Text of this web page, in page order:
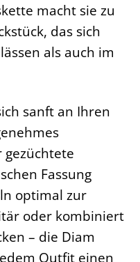
macht sie zu
das sich
als auch im
sanft an Ihren
gezüchtete
Fassung
optimal zur
oder kombiniert
– die Diam
Outfit einen